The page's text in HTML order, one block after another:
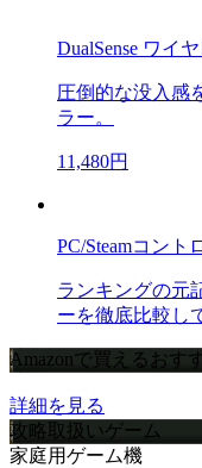
DualSense ワイ
圧倒的な没入感
ラー。
11,480円
PC/Steamコント
ランキングの元
ーを徹底比較し
Amazonで買えるおす
詳細を見る
攻略取扱いゲーム
家庭用ゲーム機